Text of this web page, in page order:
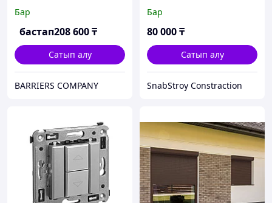
Бар
бастап208 600₸
Сатып алу
BARRIERS COMPANY
Бар
80 000₸
Сатып алу
SnabStroy Constraction